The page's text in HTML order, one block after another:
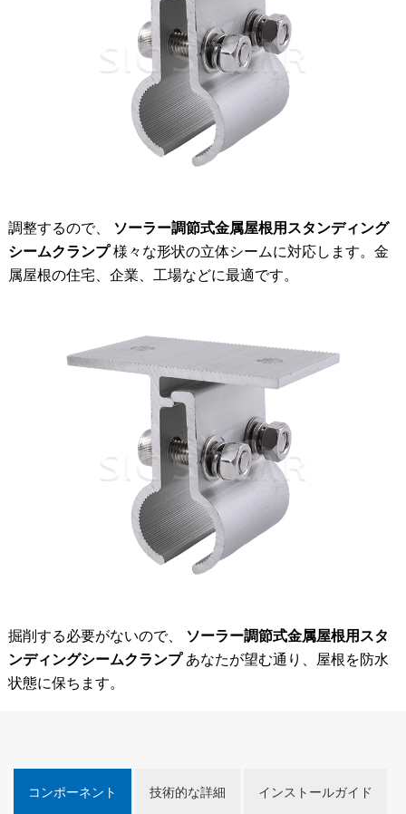
調整するので、 ソーラー調節式金属屋根用スタンディング
シームクランプ様々な形状の立体シームに対応します。金
属屋根の住宅、企業、工場などに最適です。
掘削する必要がないので、 ソーラー調節式金属屋根用スタ
ンディングシームクランプあなたが望む通り、屋根を防水
状態に保ちます。
コンポーネント 技術的な詳細 インストールガイド